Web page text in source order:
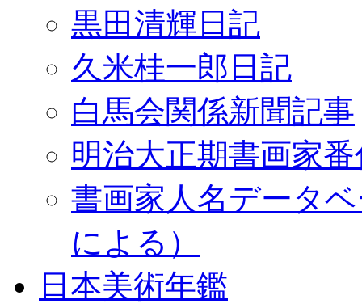
黒田清輝日記
久米桂一郎日記
白馬会関係新聞記事
明治大正期書画家
書画家人名データ
による）
日本美術年鑑